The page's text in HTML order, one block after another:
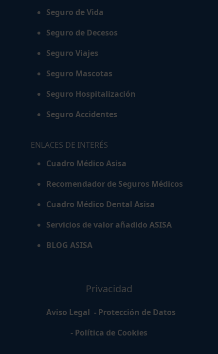
Seguro de Vida
Seguro de Decesos
Seguro Viajes
Seguro Mascotas
Seguro Hospitalización
Seguro Accidentes
ENLACES DE INTERÉS
Cuadro Médico Asisa
Recomendador de Seguros Médicos
Cuadro Médico Dental Asisa
Servicios de valor añadido ASISA
BLOG ASISA
Privacidad
Aviso Legal - Protección de Datos
- Política de Cookies